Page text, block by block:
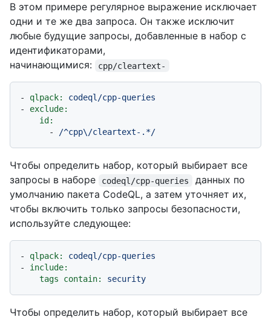
В этом примере регулярное выражение исключает
одни и те же два запроса. Он также исключит
любые будущие запросы, добавленные в набор с
идентификаторами,
начинающимися:
cpp/cleartext-
- qlpack:
codeql/cpp-queries
-
exclude:
id:
-
/^cpp\/cleartext-.*/
Чтобы определить набор, который выбирает все
запросы в наборе
codeql/cpp-queries
данных по
умолчанию пакета CodeQL, а затем уточняет их,
чтобы включить только запросы безопасности,
используйте следующее:
- qlpack:
codeql/cpp-queries
-
include:
tags contain:
security
Чтобы определить набор, который выбирает все